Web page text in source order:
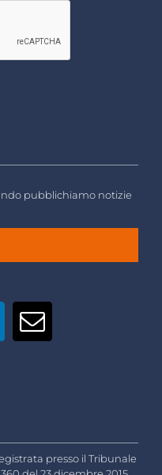
pubblichiamo notizie
presso il Tribunale